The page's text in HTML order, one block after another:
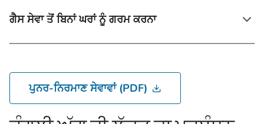
ਗੈਸ ਸੇਵਾ ਤੋਂ ਬਿਨਾਂ ਘਰਾਂ ਨੂੰ ਗਰਮ ਕਰਨਾ
ਪੁਨਰ-ਨਿਰਮਾਣ ਸੇਵਾਵਾਂ (PDF)